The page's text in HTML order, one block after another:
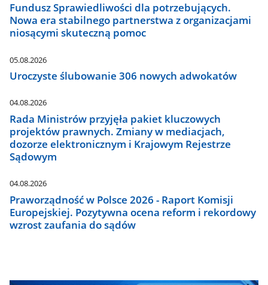
Fundusz Sprawiedliwości dla potrzebujących.
Nowa era stabilnego partnerstwa z organizacjami
niosącymi skuteczną pomoc
05.08.2026
Uroczyste ślubowanie 306 nowych adwokatów
04.08.2026
Rada Ministrów przyjęła pakiet kluczowych
projektów prawnych. Zmiany w mediacjach,
dozorze elektronicznym i Krajowym Rejestrze
Sądowym
04.08.2026
Praworządność w Polsce 2026 - Raport Komisji
Europejskiej. Pozytywna ocena reform i rekordowy
wzrost zaufania do sądów